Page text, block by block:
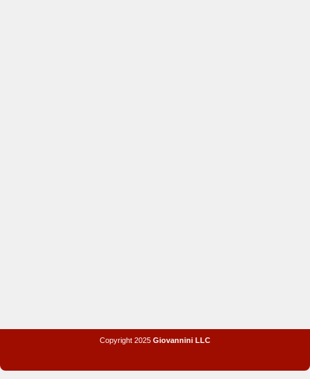
Copyright 2025 Giovannini LLC